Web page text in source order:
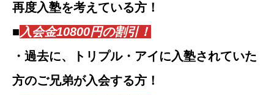
再度入塾を考えている方！
■入会金10800円の割引！
・過去に、トリプル・アイに入塾されていた
方のご兄弟が入会する方！